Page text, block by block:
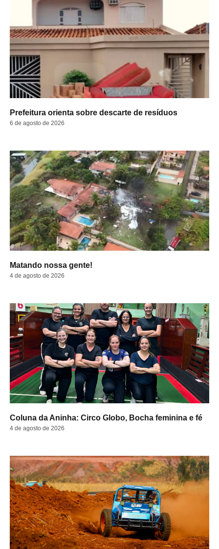
Prefeitura orienta sobre descarte de resíduos
6 de agosto de 2026
Matando nossa gente!
4 de agosto de 2026
Coluna da Aninha: Circo Globo, Bocha feminina e fé
4 de agosto de 2026